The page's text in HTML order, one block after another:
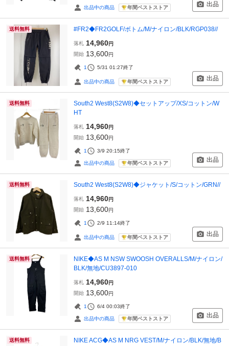
出品中の商品 年間ベストストア 出品
送料無料 #FR2◆FR2GOLF/ボトム/M/ナイロン/BLK/RGP038//
落札 14,960円
開始 13,600円
1 5/31 01:27終了
出品中の商品 年間ベストストア 出品
送料無料
South2 West8(S2W8)◆セットアップ/XS/コットン/W
HT
落札 14,960円
開始 13,600円
1 3/9 20:15終了
出品中の商品 年間ベストストア 出品
送料無料 South2 West8(S2W8)◆ジャケット/S/コットン/GRN//
落札 14,960円
開始 13,600円
1 2/9 11:14終了
出品中の商品 年間ベストストア 出品
送料無料
NIKE◆AS M NSW SWOOSH OVERALLS/M/ナイロン/
BLK/無地/CU3897-010
落札 14,960円
開始 13,600円
1 6/4 00:03終了
出品中の商品 年間ベストストア 出品
送料無料
NIKE ACG◆AS M NRG VEST/M/ナイロン/BLK/無地/B